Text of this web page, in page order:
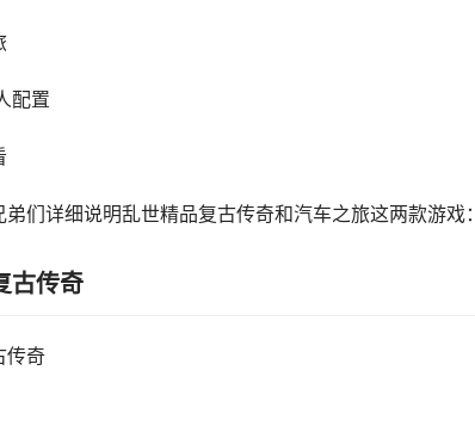
配置
们详细说明乱世精品复古传奇和汽车之旅这两款游戏：
古传奇
传奇